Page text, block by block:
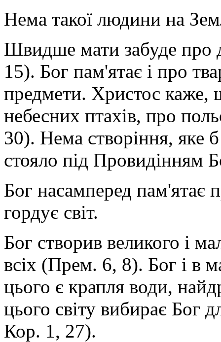
Нема такої людини на
Швидше мати забуде про
15). Бог пам'ятає і про
предмети. Христос каже,
небесних птахів, про
30). Нема створіння, яке
стояло під Провидінням
Бог насамперед пам'ятає
гордує світ.
Бог створив великого і
всіх (Прем. 6, 8). Бог і в
цього є крапля води,
цього світу вибирає Бог
Кор. 1, 27).